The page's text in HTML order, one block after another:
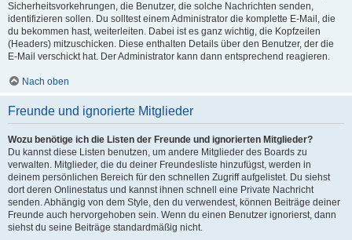
Sicherheitsvorkehrungen, die Benutzer, die solche Nachrichten senden,
identifizieren sollen. Du solltest einem Administrator die komplette E-Mail, die
du bekommen hast, weiterleiten. Dabei ist es ganz wichtig, die Kopfzeilen
(Headers) mitzuschicken. Diese enthalten Details über den Benutzer, der die
E-Mail verschickt hat. Der Administrator kann dann entsprechend reagieren.
Nach oben
Freunde und ignorierte Mitglieder
Wozu benötige ich die Listen der Freunde und ignorierten Mitglieder?
Du kannst diese Listen benutzen, um andere Mitglieder des Boards zu
verwalten. Mitglieder, die du deiner Freundesliste hinzufügst, werden in
deinem persönlichen Bereich für den schnellen Zugriff aufgelistet. Du siehst
dort deren Onlinestatus und kannst ihnen schnell eine Private Nachricht
senden. Abhängig von dem Style, den du verwendest, können Beiträge deiner
Freunde auch hervorgehoben sein. Wenn du einen Benutzer ignorierst, dann
siehst du seine Beiträge standardmäßig nicht.